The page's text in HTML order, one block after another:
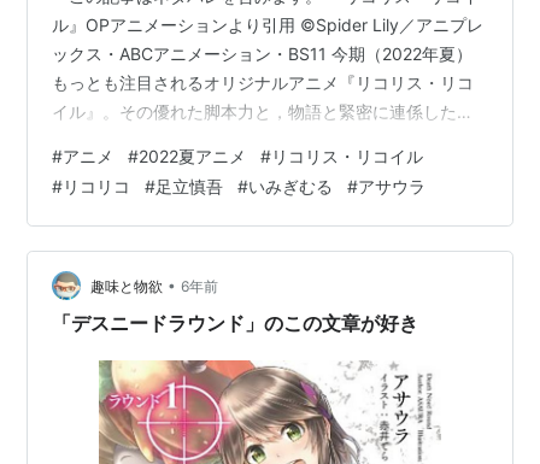
ル』OPアニメーションより引用 ©︎Spider Lily／アニプレ
ックス・ABCアニメーション・BS11 今期（2022年夏）
もっとも注目されるオリジナルアニメ『リコリス・リコ
イル』。その優れた脚本力と，物語と緊密に連係した
アニメの中でも抜きん出てレベルが高い。今回の記事で
は，主人公「錦木千束（にしきぎちさと）」の〈キャラ
（クター）〉の魅力を掘り下げてみよう。 なお，本記事
における〈キャラ〉と〈キャラクター〉という用語に関
しては，以下の記事を参照頂きたい。 www.otalog.jp
〈キャ…
#アニメ #2022夏アニメ #リコリス・リコイル
#リコリコ #足立慎吾 #いみぎむる #アサウラ
趣味と物欲 • 6年前
「デスニードラウンド」のこの文章が好き